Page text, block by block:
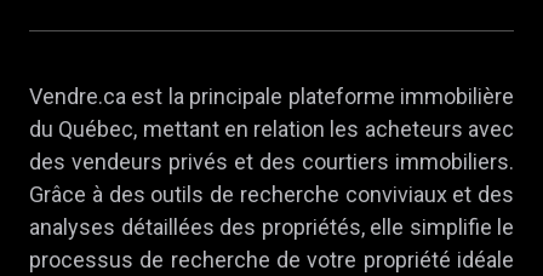
Vendre.ca est la principale plateforme immobilière
du Québec, mettant en relation les acheteurs avec
des vendeurs privés et des courtiers immobiliers.
Grâce à des outils de recherche conviviaux et des
analyses détaillées des propriétés, elle simplifie le
processus de recherche de votre propriété idéale